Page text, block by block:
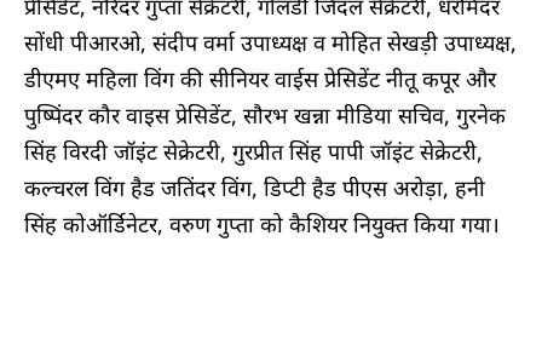
प्रेसिडेंट, नरिंदर गुप्ता सेक्रेटरी, गोलडी जिंदल सेक्रेटरी, धरमिंदर
सोंधी पीआरओ, संदीप वर्मा उपाध्यक्ष व मोहित सेखड़ी उपाध्यक्ष,
डीएमए महिला विंग की सीनियर वाईस प्रेसिडेंट नीतू कपूर और
पुष्पिंदर कौर वाइस प्रेसिडेंट, सौरभ खन्ना मीडिया सचिव, गुरनेक
सिंह विरदी जॉइंट सेक्रेटरी, गुरप्रीत सिंह पापी जॉइंट सेक्रेटरी,
कल्चरल विंग हैड जतिंदर विंग, डिप्टी हैड पीएस अरोड़ा, हनी
सिंह कोऑर्डिनेटर, वरुण गुप्ता को कैशियर नियुक्त किया गया।